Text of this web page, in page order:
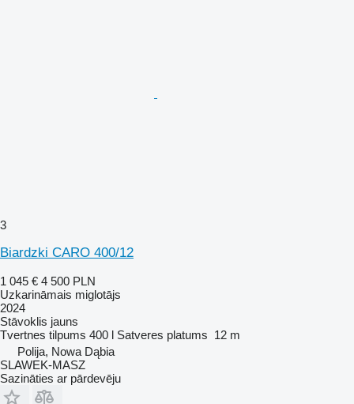
3
Biardzki CARO 400/12
1 045 € 4 500 PLN
Uzkarināmais miglotājs
2024
Stāvoklis jauns
Tvertnes tilpums 400 l Satveres platums 12 m
Polija, Nowa Dąbia
SLAWEK-MASZ
Sazināties ar pārdevēju